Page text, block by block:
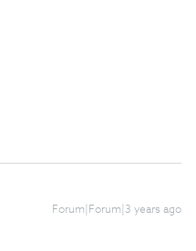
Forum|Forum|3 years ago